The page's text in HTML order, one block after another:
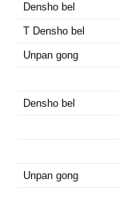
Densho bel
T Densho bel
Unpan gong
Densho bel
Unpan gong